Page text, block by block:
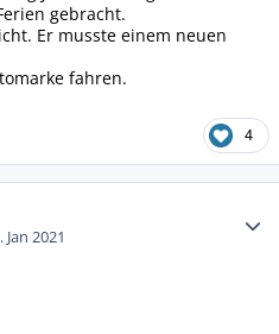
gebracht.
Er musste einem neuen
fahren.
4
Jan 2021